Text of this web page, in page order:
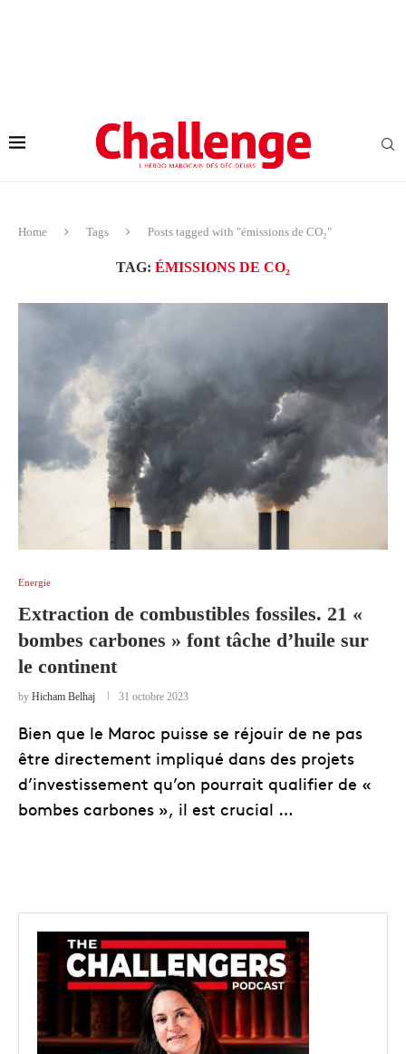
Home Tags Posts tagged with "émissions de CO₂"
TAG: ÉMISSIONS DE CO₂
Energie
Extraction de combustibles fossiles. 21 «
bombes carbones » font tâche d’huile sur
le continent
by Hicham Belhaj 31 octobre 2023
Bien que le Maroc puisse se réjouir de ne pas
être directement impliqué dans des projets
d’investissement qu’on pourrait qualifier de «
bombes carbones », il est crucial …